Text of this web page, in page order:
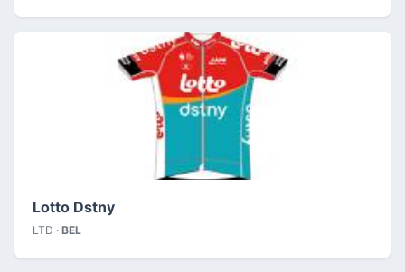
Lotto Dstny
LTD · BEL